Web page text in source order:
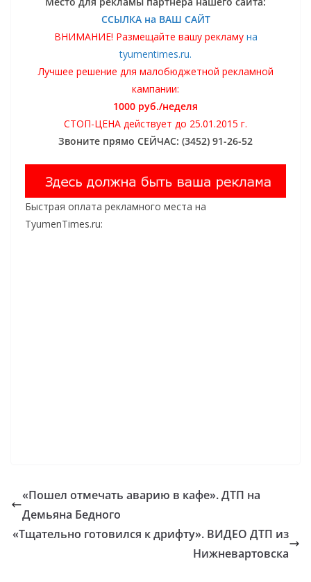
ССЫЛКА на ВАШ САЙТ
ВНИМАНИЕ! Размещайте вашу рекламу на
tyumentimes.ru.
Лучшее решение для малобюджетной рекламной
кампании:
1000 руб./неделя
СТОП-ЦЕНА действует до 25.01.2015 г.
Звоните прямо СЕЙЧАС: (3452) 91-26-52
Быстрая оплата рекламного места на
TyumenTimes.ru:
«Пошел отмечать аварию в кафе». ДТП на
Демьяна Бедного
«Тщательно готовился к дрифту». ВИДЕО ДТП из
Нижневартовска